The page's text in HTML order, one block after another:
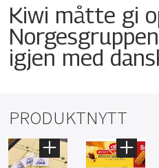
Kiwi måtte gi
igjen med
PRODUKTNYTT